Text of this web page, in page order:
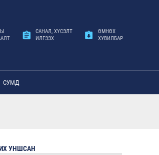
САНАЛ, ХҮСЭЛТ
ИЛГЭЭХ
ӨМНӨХ
ХУВИЛБАР
СУМД
УНШСАН